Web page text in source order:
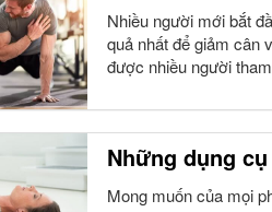
Nhiều người mới bắt
quả nhất để giảm cân
được nhiều người
Những dụng
Mong muốn của mọi